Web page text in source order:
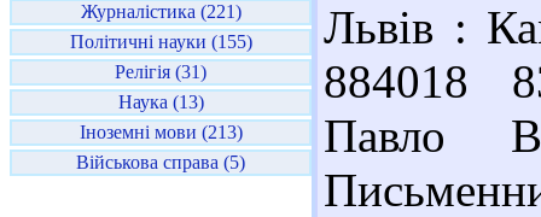
Журналістика (221)
Політичні науки (155)
Релігія (31)
Наука (13)
Іноземні мови (213)
Військова справа (5)
Львів :
884018
Павло